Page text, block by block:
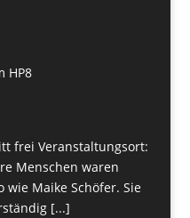
HP8
frei Veranstaltungsort:
Menschen waren
wie Maike Schöfer. Sie
[...]